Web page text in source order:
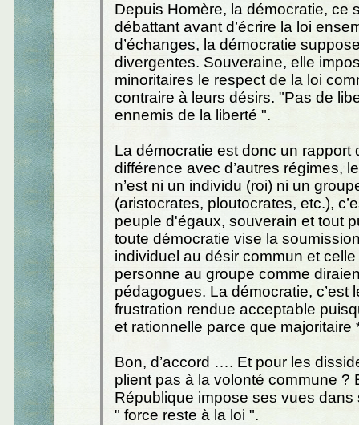
Depuis Homère, la démocratie, ce
débattant avant d’écrire la loi
d’échanges, la démocratie
divergentes. Souveraine, elle
minoritaires le respect de la loi
contraire à leurs désirs. "Pas de
ennemis de la liberté ".
La démocratie est donc un rapport
différence avec d’autres régimes,
n’est ni un individu (roi) ni un
(aristocrates, ploutocrates, etc.),
peuple d'égaux, souverain et tout
toute démocratie vise la
individuel au désir commun et
personne au groupe comme
pédagogues. La démocratie, c’est
frustration rendue acceptable
et rationnelle parce que majoritaire
Bon, d’accord …. Et pour les
plient pas à la volonté commune ?
République impose ses vues dans
" force reste à la loi ".